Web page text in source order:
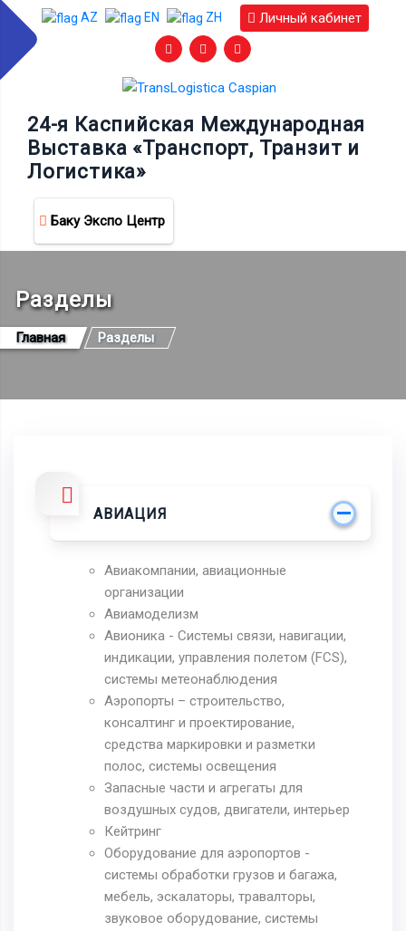
AZ EN ZH Личный кабинет
24-я Каспийская Международная
Выставка «Транспорт, Транзит и
Логистика»
Баку Экспо Центр
Разделы
Главная Разделы
АВИАЦИЯ
Авиакомпании, авиационные
организации
Авиамоделизм
Авионика - Системы связи, навигации,
индикации, управления полетом (FCS),
системы метеонаблюдения
Аэропорты – строительство,
консалтинг и проектирование,
средства маркировки и разметки
полос, системы освещения
Запасные части и агрегаты для
воздушных судов, двигатели, интерьер
Кейтринг
Оборудование для аэропортов -
системы обработки грузов и багажа,
мебель, эскалаторы, травалторы,
звуковое оборудование, системы